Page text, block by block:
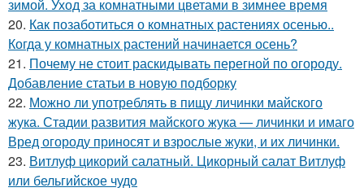
зимой. Уход за комнатными цветами в зимнее время
20. Как позаботиться о комнатных растениях осенью..
Когда у комнатных растений начинается осень?
21. Почему не стоит раскидывать перегной по огороду.
Добавление статьи в новую подборку
22. Можно ли употреблять в пищу личинки майского
жука. Стадии развития майского жука — личинки и имаго
Вред огороду приносят и взрослые жуки, и их личинки.
23. Витлуф цикорий салатный. Цикорный салат Витлуф
или бельгийское чудо